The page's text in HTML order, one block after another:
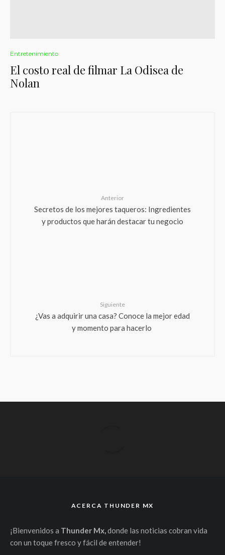
Entretenimiento
El costo real de filmar La Odisea de
Nolan
Anterior
Secretos de los mejores taqueros: Ingredientes
y productos que harán destacar tu negocio
Siguiente
¿Vas a adquirir una casa? Conoce la mejor edad
y momento para hacerlo
ACERCA THUNDER MX
¡Bienvenidos a Thunder Mx,donde las noticias cobran vida
con un toque fresco y fácil de entender!